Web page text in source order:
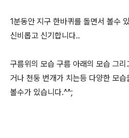
1분동안 지구 한바퀴를 돌면서 볼수
신비롭고 신기합니다..
구름위의 모습 구름 아래의 모습 그리
거나 천둥 번개가 치는등 다양한 모습
볼수가 있습니다.^^;